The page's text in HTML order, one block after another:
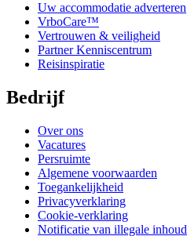
Uw accommodatie adverteren
VrboCare™
Vertrouwen & veiligheid
Partner Kenniscentrum
Reisinspiratie
Bedrijf
Over ons
Vacatures
Persruimte
Algemene voorwaarden
Toegankelijkheid
Privacyverklaring
Cookie-verklaring
Notificatie van illegale inhoud